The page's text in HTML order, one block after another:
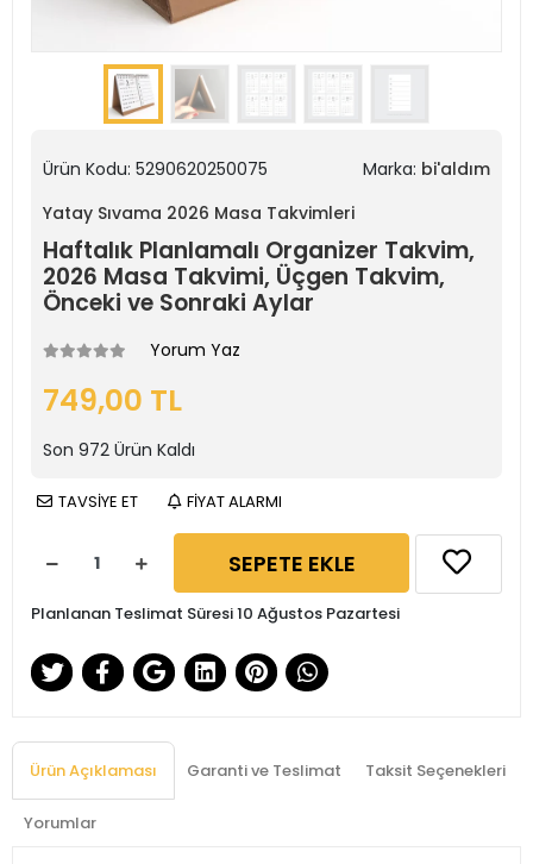
Ürün Kodu: 5290620250075 Marka: bi'aldım
Yatay Sıvama 2026 Masa Takvimleri
Haftalık Planlamalı Organizer Takvim,
2026 Masa Takvimi, Üçgen Takvim,
Önceki ve Sonraki Aylar
Yorum Yaz
749,00 TL
Son 972 Ürün Kaldı
TAVSİYE ET FİYAT ALARMI
SEPETE EKLE
Planlanan Teslimat Süresi 10 Ağustos Pazartesi
Ürün Açıklaması Garanti ve Teslimat Taksit Seçenekleri
Yorumlar